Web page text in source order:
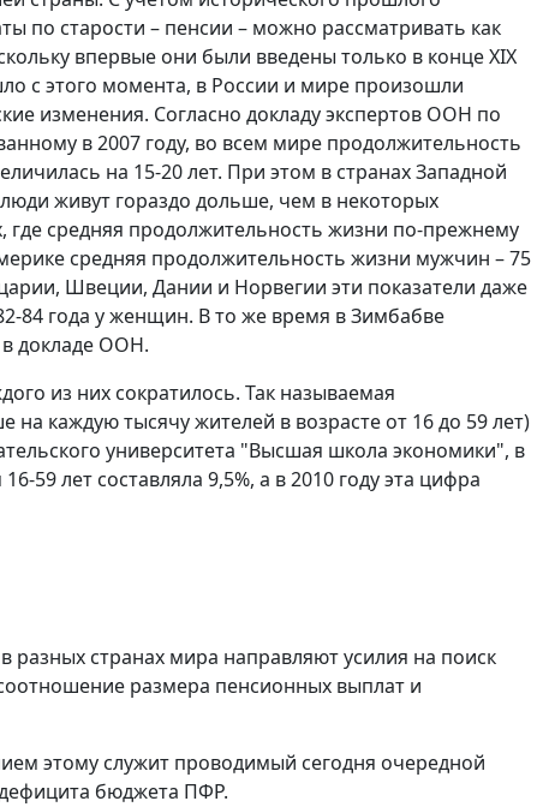
по старости – пенсии – можно рассматривать как
впервые они были введены только в конце XIX
с этого момента, в России и мире произошли
изменения. Согласно докладу экспертов ООН по
в 2007 году, во всем мире продолжительность
на 15-20 лет. При этом в странах Западной
живут гораздо дольше, чем в некоторых
где средняя продолжительность жизни по-прежнему
средняя продолжительность жизни мужчин – 75
Швеции, Дании и Норвегии эти показатели даже
84 года у женщин. В то же время в Зимбабве
в докладе ООН.
из них сократилось. Так называемая
каждую тысячу жителей в возрасте от 16 до 59 лет)
университета "Высшая школа экономики", в
59 лет составляла 9,5%, а в 2010 году эта цифра
разных странах мира направляют усилия на поиск
размера пенсионных выплат и
этому служит проводимый сегодня очередной
бюджета ПФР.